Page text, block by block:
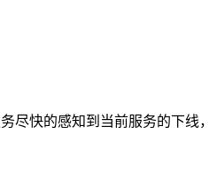
尽快的感知到当前服务的下